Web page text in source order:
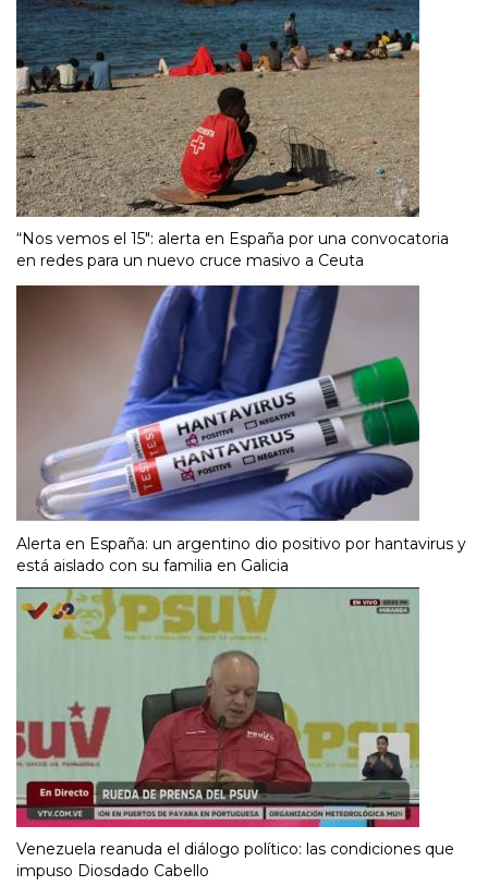
“Nos vemos el 15″: alerta en España por una convocatoria
en redes para un nuevo cruce masivo a Ceuta
Alerta en España: un argentino dio positivo por hantavirus y
está aislado con su familia en Galicia
Venezuela reanuda el diálogo político: las condiciones que
impuso Diosdado Cabello